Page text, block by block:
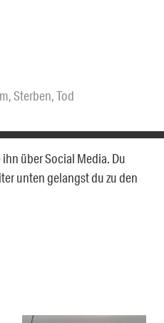
,Sterben,Tod
über Social Media. Du
unten gelangst du zu den